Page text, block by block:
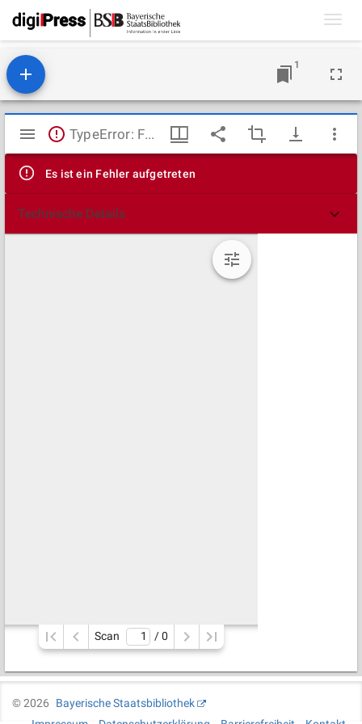
1
Mirador
Viewer
TypeError: Failed to fetch
Es ist ein Fehler aufgetreten
Technische Details
Scan / 0
©2026
Bayerische Staatsbibliothek